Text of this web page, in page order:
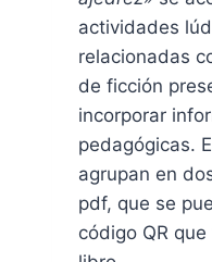
actividades
relacionadas
de ficción
incorporar
pedagógicas.
agrupan en
pdf, que se
código QR